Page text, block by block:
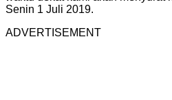
Senin 1 Juli 2019.
ADVERTISEMENT